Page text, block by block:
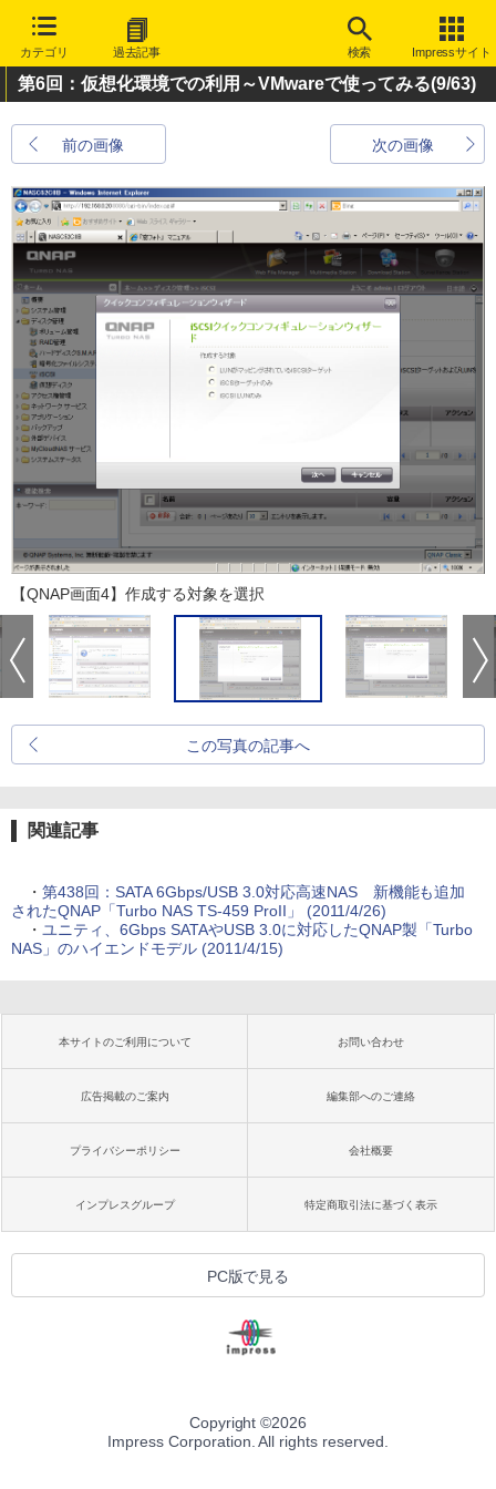
カテゴリ 過去記事 検索 Impressサイト
第6回：仮想化環境での利用～VMwareで使ってみる(9/63)
前の画像 次の画像
【QNAP画面4】作成する対象を選択
この写真の記事へ
関連記事
・ 第438回：SATA 6Gbps/USB 3.0対応高速NAS 新機能も追加
されたQNAP「Turbo NAS TS-459 ProII」 (2011/4/26)
・ ユニティ、6Gbps SATAやUSB 3.0に対応したQNAP製「Turbo
NAS」のハイエンドモデル (2011/4/15)
本サイトのご利用について お問い合わせ
広告掲載のご案内 編集部へのご連絡
プライバシーポリシー 会社概要
インプレスグループ 特定商取引法に基づく表示
PC版で見る
Copyright ©2026
Impress Corporation. All rights reserved.